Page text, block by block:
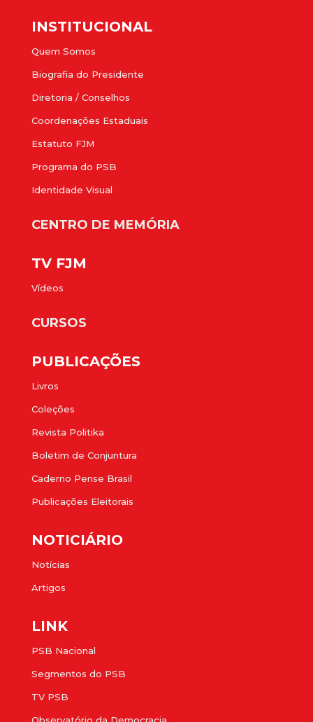
INSTITUCIONAL
Quem Somos
Biografia do Presidente
Diretoria / Conselhos
Coordenações Estaduais
Estatuto FJM
Programa do PSB
Identidade Visual
CENTRO DE MEMÓRIA
TV FJM
Vídeos
CURSOS
PUBLICAÇÕES
Livros
Coleções
Revista Politika
Boletim de Conjuntura
Caderno Pense Brasil
Publicações Eleitorais
NOTICIÁRIO
Notícias
Artigos
LINK
PSB Nacional
Segmentos do PSB
TV PSB